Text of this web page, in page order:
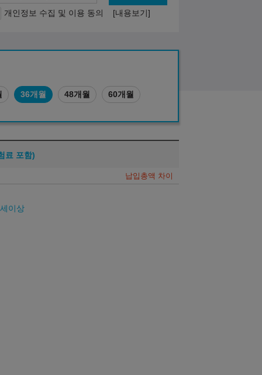
개인정보 수집 및 이용 동의 [내용보기]
36개월 48개월 60개월
료 포함)
납입총액 차이
이상